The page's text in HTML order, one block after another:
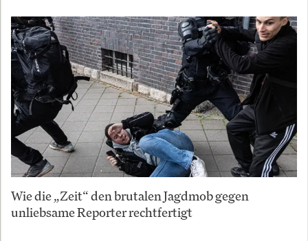
Wie die „Zeit“ den brutalen Jagdmob gegen
unliebsame Reporter rechtfertigt